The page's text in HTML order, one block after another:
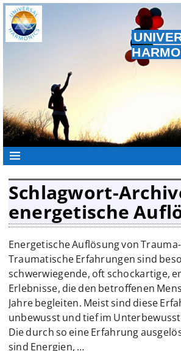
Schlagwort-
energetische
Energetische Auflösung von
Traumatische Erfahrungen sind
schwerwiegende, oft schockartige,
Erlebnisse, die den betroffenen
Jahre begleiten. Meist sind diese
unbewusst und tief im
Die durch so eine Erfahrung
sind Energien, …